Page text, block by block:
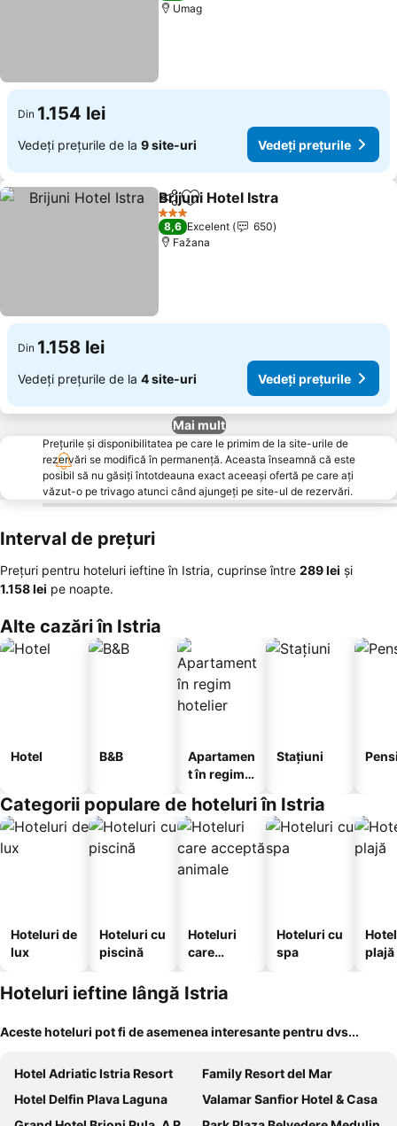
Umag
Din 1.154 lei
Vedeți prețurile de la 9 site-uri Vedeți prețurile
DistribuițiAdăugaţi la favorite
Brijuni Hotel Istra
3 Stele
8,6 Excelent
650
Fažana
Din 1.158 lei
Vedeți prețurile de la 4 site-uri Vedeți prețurile
Mai mult
Prețurile și disponibilitatea pe care le primim de la site-urile de
rezervări se modifică în permanență. Aceasta înseamnă că este
posibil să nu găsiți întotdeauna exact aceeași ofertă pe care ați
văzut-o pe trivago atunci când ajungeți pe site-ul de rezervări.
Interval de prețuri
Prețuri pentru hoteluri ieftine în Istria, cuprinse între ‎289 lei și
‎1.158 lei pe noapte.
Alte cazări în Istria
Hotel B&B
Apartamen
t în regim
Stațiuni
Categorii populare de hoteluri în Istria
Hoteluri de
lux
Hoteluri cu
piscină
Hoteluri
care
animale
Hoteluri cu
spa
plajă
Hoteluri ieftine lângă Istria
Aceste hoteluri pot fi de asemenea interesante pentru dvs...
Hotel Adriatic Istria Resort
Family Resort del Mar
Hotel Delfin Plava Laguna
Valamar Sanfior Hotel & Casa